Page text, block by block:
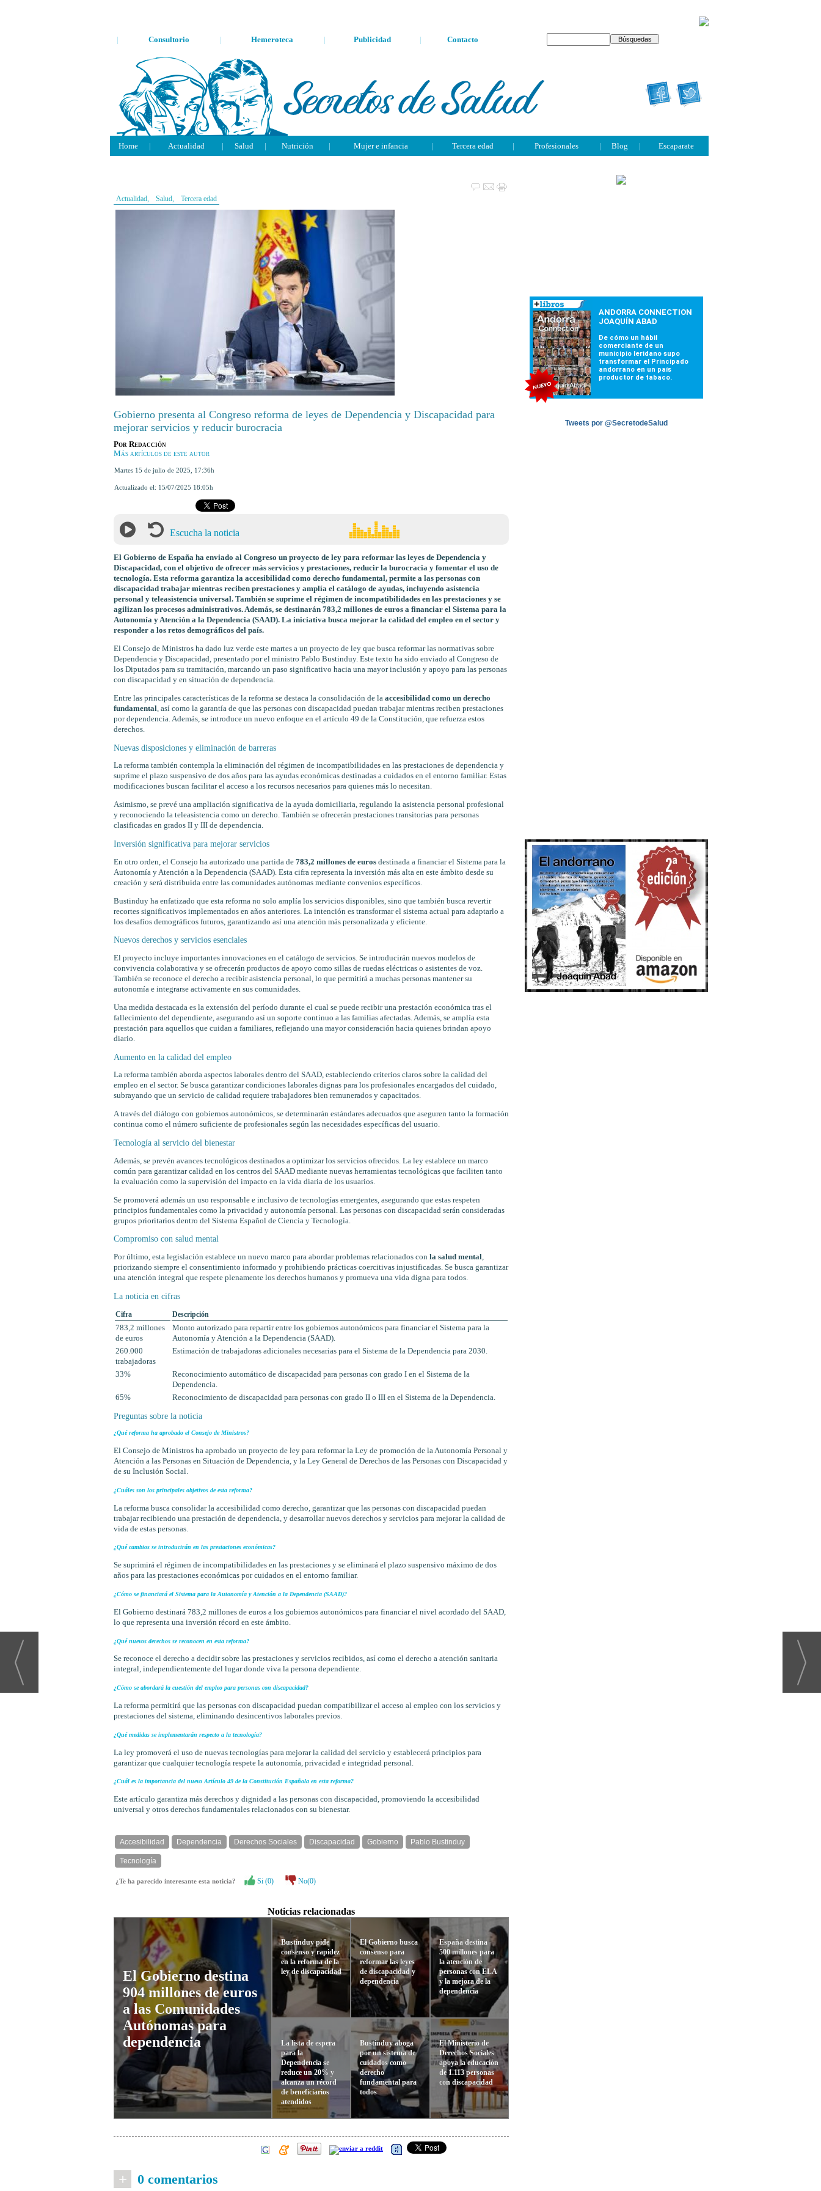
| Consultorio | Hemeroteca | Publicidad | Contacto
Home | Actualidad | Salud | Nutrición | Mujer e infancia | Tercera edad | Profesionales | Blog | Escaparate
Actualidad, Salud, Tercera edad
Gobierno presenta al Congreso reforma de leyes de Dependencia y Discapacidad para
mejorar servicios y reducir burocracia
Por Redacción
Más artículos de este autor
martes 15 de julio de 2025 17:36h
Actualizado el: 15/07/2025 18:05h
Escucha la noticia
El Gobierno de España ha enviado al Congreso un proyecto de ley para reformar las leyes de Dependencia y
Discapacidad, con el objetivo de ofrecer más servicios y prestaciones, reducir la burocracia y fomentar el uso de
tecnología. Esta reforma garantiza la accesibilidad como derecho fundamental, permite a las personas con
discapacidad trabajar mientras reciben prestaciones y amplía el catálogo de ayudas, incluyendo asistencia
personal y teleasistencia universal. También se suprime el régimen de incompatibilidades en las prestaciones y se
agilizan los procesos administrativos. Además, se destinarán 783,2 millones de euros a financiar el Sistema para la
Autonomía y Atención a la Dependencia (SAAD). La iniciativa busca mejorar la calidad del empleo en el sector y
responder a los retos demográficos del país.
El Consejo de Ministros ha dado luz verde este martes a un proyecto de ley que busca reformar las normativas sobre
Dependencia y Discapacidad, presentado por el ministro Pablo Bustinduy. Este texto ha sido enviado al Congreso de
los Diputados para su tramitación, marcando un paso significativo hacia una mayor inclusión y apoyo para las personas
con discapacidad y en situación de dependencia.
Entre las principales características de la reforma se destaca la consolidación de la accesibilidad como un derecho
fundamental , así como la garantía de que las personas con discapacidad puedan trabajar mientras reciben prestaciones
por dependencia. Además, se introduce un nuevo enfoque en el artículo 49 de la Constitución, que refuerza estos
derechos.
Nuevas disposiciones y eliminación de barreras
La reforma también contempla la eliminación del régimen de incompatibilidades en las prestaciones de dependencia y
suprime el plazo suspensivo de dos años para las ayudas económicas destinadas a cuidados en el entorno familiar. Estas
modificaciones buscan facilitar el acceso a los recursos necesarios para quienes más lo necesitan.
Asimismo, se prevé una ampliación significativa de la ayuda domiciliaria, regulando la asistencia personal profesional
y reconociendo la teleasistencia como un derecho. También se ofrecerán prestaciones transitorias para personas
clasificadas en grados II y III de dependencia.
Inversión significativa para mejorar servicios
En otro orden, el Consejo ha autorizado una partida de 783,2 millones de euros destinada a financiar el Sistema para la
Autonomía y Atención a la Dependencia (SAAD). Esta cifra representa la inversión más alta en este ámbito desde su
creación y será distribuida entre las comunidades autónomas mediante convenios específicos.
Bustinduy ha enfatizado que esta reforma no solo amplía los servicios disponibles, sino que también busca revertir
recortes significativos implementados en años anteriores. La intención es transformar el sistema actual para adaptarlo a
los desafíos demográficos futuros, garantizando así una atención más personalizada y eficiente.
Nuevos derechos y servicios esenciales
El proyecto incluye importantes innovaciones en el catálogo de servicios. Se introducirán nuevos modelos de
convivencia colaborativa y se ofrecerán productos de apoyo como sillas de ruedas eléctricas o asistentes de voz.
También se reconoce el derecho a recibir asistencia personal, lo que permitirá a muchas personas mantener su
autonomía e integrarse activamente en sus comunidades.
Una medida destacada es la extensión del período durante el cual se puede recibir una prestación económica tras el
fallecimiento del dependiente, asegurando así un soporte continuo a las familias afectadas. Además, se amplía esta
prestación para aquellos que cuidan a familiares, reflejando una mayor consideración hacia quienes brindan apoyo
diario.
Aumento en la calidad del empleo
La reforma también aborda aspectos laborales dentro del SAAD, estableciendo criterios claros sobre la calidad del
empleo en el sector. Se busca garantizar condiciones laborales dignas para los profesionales encargados del cuidado,
subrayando que un servicio de calidad requiere trabajadores bien remunerados y capacitados.
A través del diálogo con gobiernos autonómicos, se determinarán estándares adecuados que aseguren tanto la formación
continua como el número suficiente de profesionales según las necesidades específicas del usuario.
Tecnología al servicio del bienestar
Además, se prevén avances tecnológicos destinados a optimizar los servicios ofrecidos. La ley establece un marco
común para garantizar calidad en los centros del SAAD mediante nuevas herramientas tecnológicas que faciliten tanto
la evaluación como la supervisión del impacto en la vida diaria de los usuarios.
Se promoverá además un uso responsable e inclusivo de tecnologías emergentes, asegurando que estas respeten
principios fundamentales como la privacidad y autonomía personal. Las personas con discapacidad serán consideradas
grupos prioritarios dentro del Sistema Español de Ciencia y Tecnología.
Compromiso con salud mental
Por último, esta legislación establece un nuevo marco para abordar problemas relacionados con la salud mental,
priorizando siempre el consentimiento informado y prohibiendo prácticas coercitivas injustificadas. Se busca garantizar
una atención integral que respete plenamente los derechos humanos y promueva una vida digna para todos.
La noticia en cifras
Cifra
Descripción
783,2 millones
de euros
Monto autorizado para repartir entre los gobiernos autonómicos para financiar el Sistema para la
Autonomía y Atención a la Dependencia (SAAD).
260.000
trabajadoras
Estimación de trabajadoras adicionales necesarias para el Sistema de la Dependencia para 2030.
33%
Reconocimiento automático de discapacidad para personas con grado I en el Sistema de la
Dependencia.
65%
Reconocimiento de discapacidad para personas con grado II o III en el Sistema de la Dependencia.
Preguntas sobre la noticia
¿Qué reforma ha aprobado el Consejo de Ministros?
El Consejo de Ministros ha aprobado un proyecto de ley para reformar la Ley de promoción de la Autonomía Personal y
Atención a las Personas en Situación de Dependencia, y la Ley General de Derechos de las Personas con Discapacidad y
de su Inclusión Social.
¿Cuáles son los principales objetivos de esta reforma?
La reforma busca consolidar la accesibilidad como derecho, garantizar que las personas con discapacidad puedan
trabajar recibiendo una prestación de dependencia, y desarrollar nuevos derechos y servicios para mejorar la calidad de
vida de estas personas.
¿Qué cambios se introducirán en las prestaciones económicas?
Se suprimirá el régimen de incompatibilidades en las prestaciones y se eliminará el plazo suspensivo máximo de dos
años para las prestaciones económicas por cuidados en el entorno familiar.
¿Cómo se financiará el Sistema para la Autonomía y Atención a la Dependencia (SAAD)?
El Gobierno destinará 783,2 millones de euros a los gobiernos autonómicos para financiar el nivel acordado del SAAD,
lo que representa una inversión récord en este ámbito.
¿Qué nuevos derechos se reconocen en esta reforma?
Se reconoce el derecho a decidir sobre las prestaciones y servicios recibidos, así como el derecho a atención sanitaria
integral, independientemente del lugar donde viva la persona dependiente.
¿Cómo se abordará la cuestión del empleo para personas con discapacidad?
La reforma permitirá que las personas con discapacidad puedan compatibilizar el acceso al empleo con los servicios y
prestaciones del sistema, eliminando desincentivos laborales previos.
¿Qué medidas se implementarán respecto a la tecnología?
La ley promoverá el uso de nuevas tecnologías para mejorar la calidad del servicio y establecerá principios para
garantizar que cualquier tecnología respete la autonomía, privacidad e integridad personal.
¿Cuál es la importancia del nuevo Artículo 49 de la Constitución Española en esta reforma?
Este artículo garantiza más derechos y dignidad a las personas con discapacidad, promoviendo la accesibilidad
universal y otros derechos fundamentales relacionados con su bienestar.
Accesibilidad Dependencia Derechos Sociales Discapacidad Gobierno Pablo Bustinduy
Tecnología
¿Te ha parecido interesante esta noticia? Si (0) No(0)
Noticias relacionadas
El Gobierno destina
904 millones de euros
a las Comunidades
Autónomas para
dependencia
Bustinduy pide
consenso y rapidez
en la reforma de la
ley de discapacidad
La lista de espera
para la
Dependencia se
reduce un 20% y
alcanza un récord
de beneficiarios
atendidos
El Gobierno busca
consenso para
reformar las leyes
de discapacidad y
dependencia
Bustinduy aboga
por un sistema de
cuidados como
derecho
fundamental para
todos
España destina
500 millones para
la atención de
personas con ELA
y la mejora de la
dependencia
El Ministerio de
Derechos Sociales
apoya la educación
de 1.113 personas
con discapacidad
+ 0 comentarios
Tweets por @SecretodeSalud